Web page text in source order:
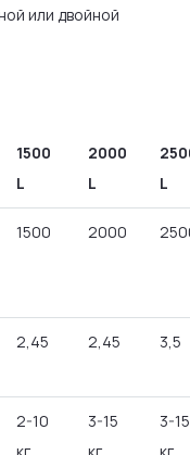
или двойной
1500
L
2000
L
L
1500 2000
2,45 2,45 3,5
2-10
кг
3-15
кг
3-15
кг